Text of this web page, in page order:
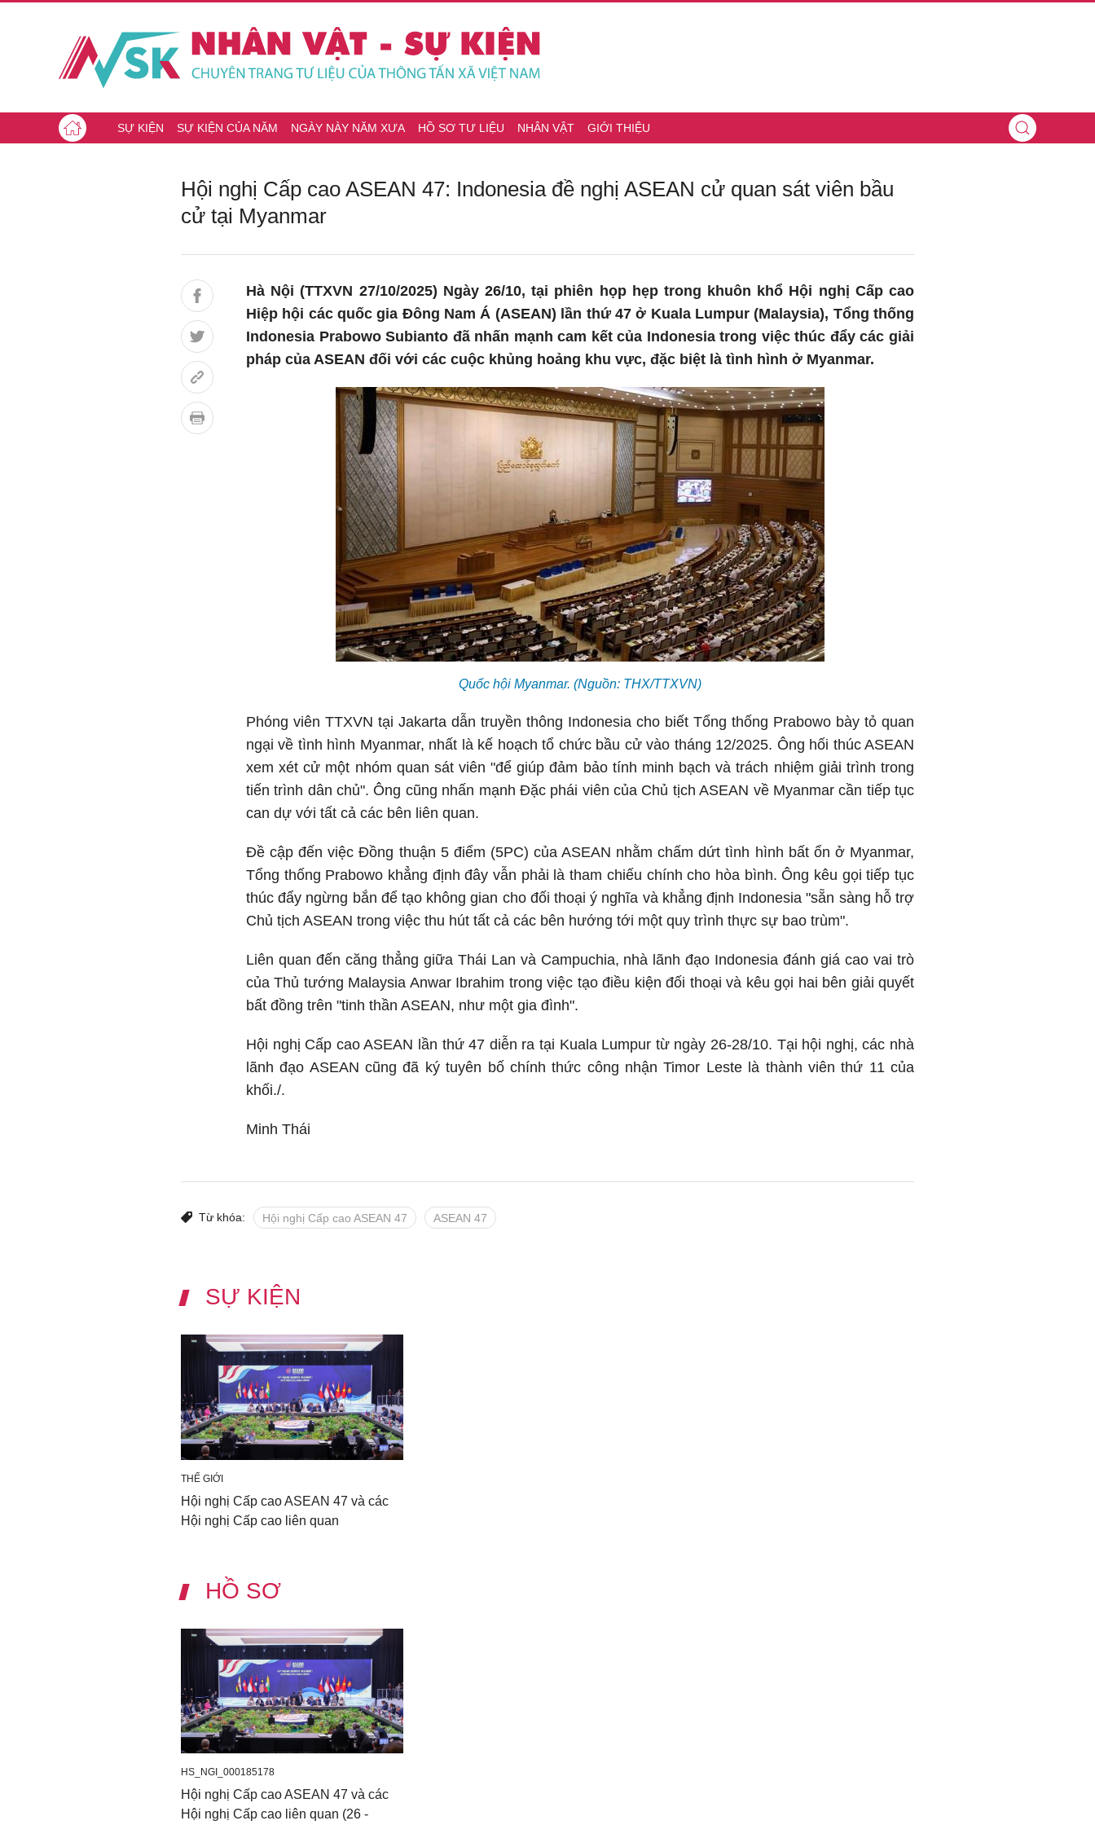
SỰ KIỆN SỰ KIỆN CỦA NĂM NGÀY NÀY NĂM XƯA HỒ SƠ TƯ LIỆU NHÂN VẬT GIỚI THIỆU
Hội nghị Cấp cao ASEAN 47: Indonesia đề nghị ASEAN cử quan sát viên bầu
cử tại Myanmar
Hà Nội (TTXVN 27/10/2025) Ngày 26/10, tại phiên họp hẹp trong khuôn khổ Hội nghị Cấp cao
Hiệp hội các quốc gia Đông Nam Á (ASEAN) lần thứ 47 ở Kuala Lumpur (Malaysia), Tổng thống
Indonesia Prabowo Subianto đã nhấn mạnh cam kết của Indonesia trong việc thúc đẩy các giải
pháp của ASEAN đối với các cuộc khủng hoảng khu vực, đặc biệt là tình hình ở Myanmar.
Quốc hội Myanmar. (Nguồn: THX/TTXVN)
Phóng viên TTXVN tại Jakarta dẫn truyền thông Indonesia cho biết Tổng thống Prabowo bày tỏ quan
ngại về tình hình Myanmar, nhất là kế hoạch tổ chức bầu cử vào tháng 12/2025. Ông hối thúc ASEAN
xem xét cử một nhóm quan sát viên "để giúp đảm bảo tính minh bạch và trách nhiệm giải trình trong
tiến trình dân chủ". Ông cũng nhấn mạnh Đặc phái viên của Chủ tịch ASEAN về Myanmar cần tiếp tục
can dự với tất cả các bên liên quan.
Đề cập đến việc Đồng thuận 5 điểm (5PC) của ASEAN nhằm chấm dứt tình hình bất ổn ở Myanmar,
Tổng thống Prabowo khẳng định đây vẫn phải là tham chiếu chính cho hòa bình. Ông kêu gọi tiếp tục
thúc đẩy ngừng bắn để tạo không gian cho đối thoại ý nghĩa và khẳng định Indonesia "sẵn sàng hỗ trợ
Chủ tịch ASEAN trong việc thu hút tất cả các bên hướng tới một quy trình thực sự bao trùm".
Liên quan đến căng thẳng giữa Thái Lan và Campuchia, nhà lãnh đạo Indonesia đánh giá cao vai trò
của Thủ tướng Malaysia Anwar Ibrahim trong việc tạo điều kiện đối thoại và kêu gọi hai bên giải quyết
bất đồng trên "tinh thần ASEAN, như một gia đình".
Hội nghị Cấp cao ASEAN lần thứ 47 diễn ra tại Kuala Lumpur từ ngày 26-28/10. Tại hội nghị, các nhà
lãnh đạo ASEAN cũng đã ký tuyên bố chính thức công nhận Timor Leste là thành viên thứ 11 của
khối./.
Minh Thái
Từ khóa: Hội nghị Cấp cao ASEAN 47 ASEAN 47
SỰ KIỆN
THẾ GIỚI
Hội nghị Cấp cao ASEAN 47 và các
Hội nghị Cấp cao liên quan
HỒ SƠ
HS_NGI_000185178
Hội nghị Cấp cao ASEAN 47 và các
Hội nghị Cấp cao liên quan (26 -